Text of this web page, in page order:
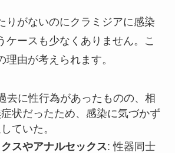
りがないのにクラミジアに感染
ケースも少なくありません。こ
理由が考えられます。
去に性行為があったものの、相
状だったため、感染に気づかず
ていた。
スやアナルセックス: 性器同士